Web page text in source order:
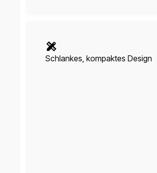
Schlankes, kompaktes Design